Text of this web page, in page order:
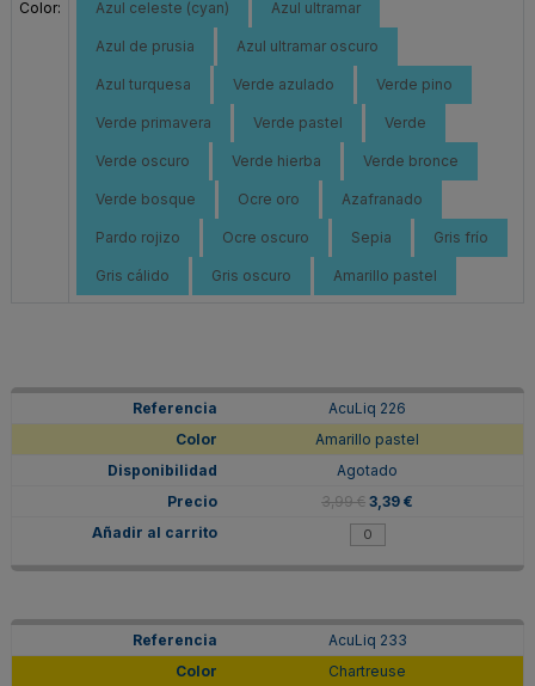
Color: Azul celeste (cyan) Azul ultramar
Azul de prusia Azul ultramar oscuro
Azul turquesa Verde azulado Verde pino
Verde primavera Verde pastel Verde
Verde oscuro Verde hierba Verde bronce
Verde bosque Ocre oro Azafranado
Pardo rojizo Ocre oscuro Sepia Gris frío
Gris cálido Gris oscuro Amarillo pastel
AcuLiq 226
Amarillo pastel
Agotado
3,99 € 3,39 €
AcuLiq 233
Chartreuse